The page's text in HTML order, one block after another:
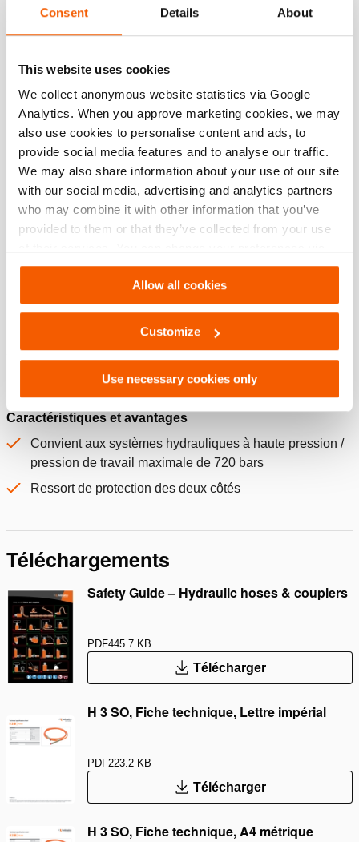
Consent Details About
This website uses cookies
We collect anonymous website statistics via Google
Analytics. When you approve marketing cookies, we may
also use cookies to personalise content and ads, to
provide social media features and to analyse our traffic.
We may also share information about your use of our site
with our social media, advertising and analytics partners
who may combine it with other information that you’ve
provided to them or that they’ve collected from your use
Settings. See ourcookiestatement.
Allow all cookies
Customize
Use necessary cookies only
Spécifications
Détails
Numéro d'article 100.571.103
Specifications bases
modèle H 3 SO
pression de travail max. 720 / 72 (bar/MPa)
type de flexible Flexible - Sans coupleurs
Caractéristiques générales
Caractéristiques
Caractéristiques et avantages
Convient aux systèmes hydrauliques à haute pression /
pression de travail maximale de 720 bars
Ressort de protection des deux côtés
Téléchargements
Safety Guide – Hydraulic hoses & couplers
PDF445.7 KB
Télécharger
H 3 SO, Fiche technique, Lettre impérial
PDF223.2 KB
Télécharger
H 3 SO, Fiche technique, A4 métrique